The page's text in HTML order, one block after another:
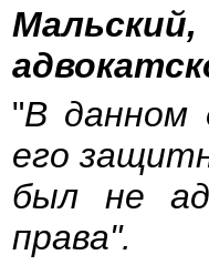
"В данном
его
был не
права".